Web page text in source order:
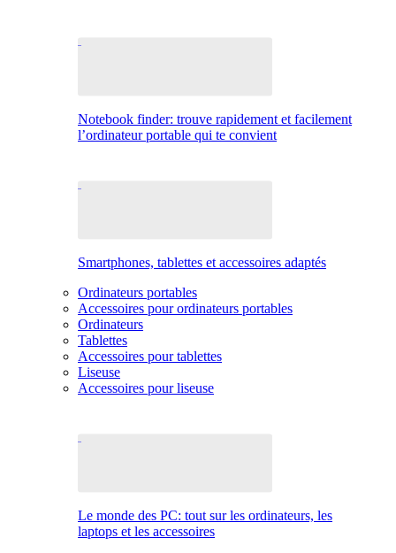
Notebook finder: trouve rapidement et facilement
l’ordinateur portable qui te convient
Smartphones, tablettes et accessoires adaptés
Ordinateurs portables
Accessoires pour ordinateurs portables
Ordinateurs
Tablettes
Accessoires pour tablettes
Liseuse
Accessoires pour liseuse
Le monde des PC: tout sur les ordinateurs, les
laptops et les accessoires